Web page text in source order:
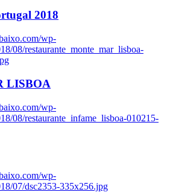
2018
wp-
08/restaurante_monte_mar_lisboa-
LISBOA
wp-
08/restaurante_infame_lisboa-010215-
wp-
07/dsc2353-335x256.jpg